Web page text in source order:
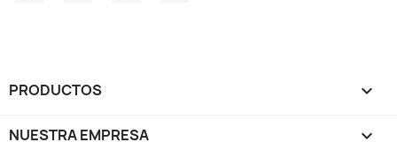
PRODUCTOS 
NUESTRA EMPRESA 